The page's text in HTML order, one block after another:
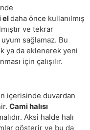
eldaha önce kullanılmış
ve tekrar
sağlamaz. Bu
ya da eklenerek yeni
için çalışılır.
içerisinde duvardan
Cami halısı
Aksi halde halı
gösterir ve bu da